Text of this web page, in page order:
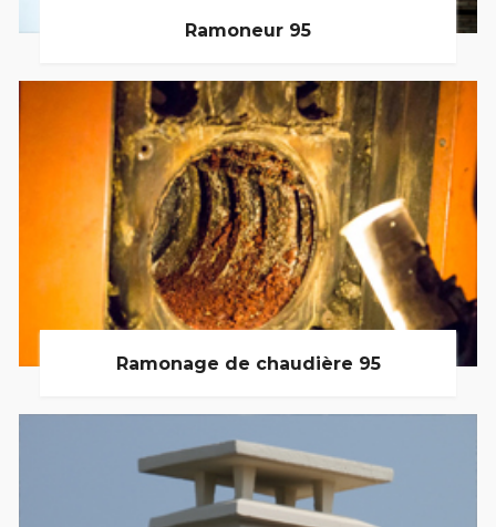
Ramoneur 95
Ramonage de chaudière 95